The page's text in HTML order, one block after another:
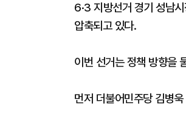
6·3 지방선거 경기 성남
압축되고 있다.
이번 선거는 정책 방향을
먼저 더불어민주당 김병